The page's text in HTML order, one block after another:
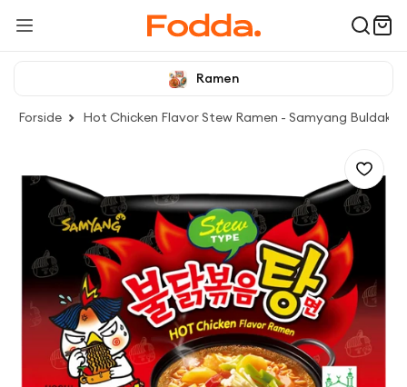
Ramen
Forside Hot Chicken Flavor Stew Ramen - Samyang Buldak,